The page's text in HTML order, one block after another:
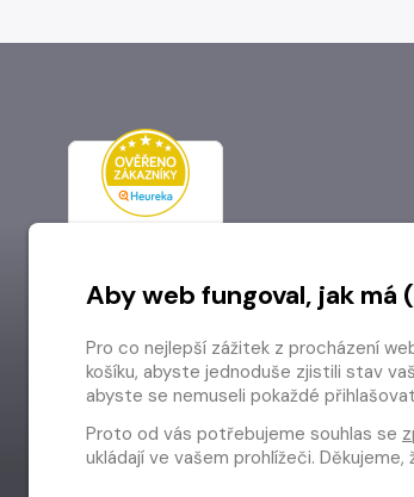
Aby web fungoval, jak má
Pro co nejlepší zážitek z procházení
košíku, abyste jednoduše zjistili stav
abyste se nemuseli pokaždé
Proto od vás potřebujeme souhlas se
ukládají ve vašem prohlížeči.